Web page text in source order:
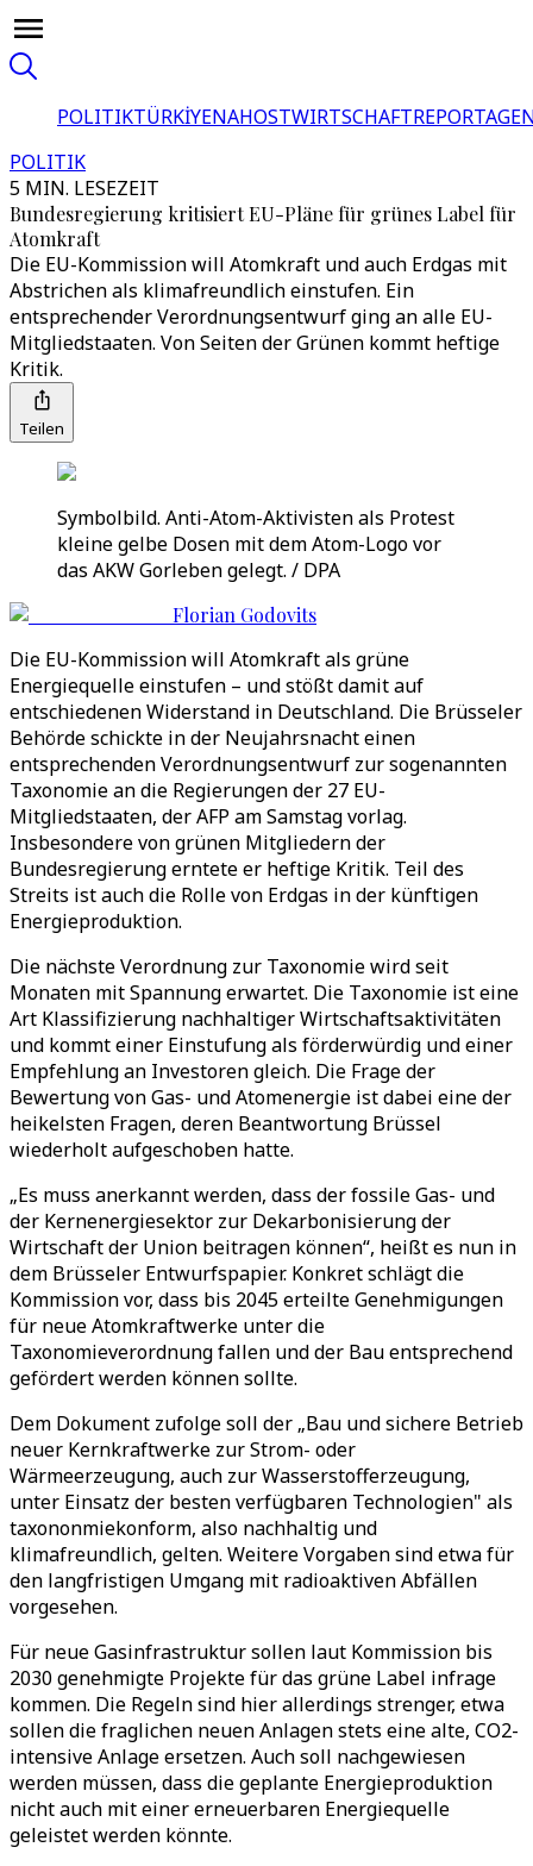
POLITIKTÜRKİYENAHOSTWIRTSCHAFT
POLITIK
5 MIN. LESEZEIT
Bundesregierung kritisiert EU-Pläne für grünes Label für
Atomkraft
Die EU-Kommission will Atomkraft und auch Erdgas mit
Abstrichen als klimafreundlich einstufen. Ein
entsprechender Verordnungsentwurf ging an alle EU-
Mitgliedstaaten. Von Seiten der Grünen kommt heftige
Kritik.
Teilen
Symbolbild. Anti-Atom-Aktivisten als Protest
kleine gelbe Dosen mit dem Atom-Logo vor
das AKW Gorleben gelegt. / DPA
Florian Godovits
Die EU-Kommission will Atomkraft als grüne
Energiequelle einstufen – und stößt damit auf
entschiedenen Widerstand in Deutschland. Die Brüsseler
Behörde schickte in der Neujahrsnacht einen
entsprechenden Verordnungsentwurf zur sogenannten
Taxonomie an die Regierungen der 27 EU-
Mitgliedstaaten, der AFP am Samstag vorlag.
Insbesondere von grünen Mitgliedern der
Bundesregierung erntete er heftige Kritik. Teil des
Streits ist auch die Rolle von Erdgas in der künftigen
Energieproduktion.
Die nächste Verordnung zur Taxonomie wird seit
Monaten mit Spannung erwartet. Die Taxonomie ist eine
Art Klassifizierung nachhaltiger Wirtschaftsaktivitäten
und kommt einer Einstufung als förderwürdig und einer
Empfehlung an Investoren gleich. Die Frage der
Bewertung von Gas- und Atomenergie ist dabei eine der
heikelsten Fragen, deren Beantwortung Brüssel
wiederholt aufgeschoben hatte.
„Es muss anerkannt werden, dass der fossile Gas- und
der Kernenergiesektor zur Dekarbonisierung der
Wirtschaft der Union beitragen können“, heißt es nun in
dem Brüsseler Entwurfspapier. Konkret schlägt die
Kommission vor, dass bis 2045 erteilte Genehmigungen
für neue Atomkraftwerke unter die
Taxonomieverordnung fallen und der Bau entsprechend
gefördert werden können sollte.
Dem Dokument zufolge soll der „Bau und sichere Betrieb
neuer Kernkraftwerke zur Strom- oder
Wärmeerzeugung, auch zur Wasserstofferzeugung,
unter Einsatz der besten verfügbaren Technologien" als
taxononmiekonform, also nachhaltig und
klimafreundlich, gelten. Weitere Vorgaben sind etwa für
den langfristigen Umgang mit radioaktiven Abfällen
vorgesehen.
Für neue Gasinfrastruktur sollen laut Kommission bis
2030 genehmigte Projekte für das grüne Label infrage
kommen. Die Regeln sind hier allerdings strenger, etwa
sollen die fraglichen neuen Anlagen stets eine alte, CO2-
intensive Anlage ersetzen. Auch soll nachgewiesen
werden müssen, dass die geplante Energieproduktion
nicht auch mit einer erneuerbaren Energiequelle
geleistet werden könnte.